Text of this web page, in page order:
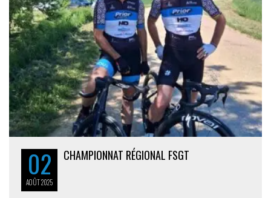
02
AOÛT2025
CHAMPIONNAT RÉGIONAL FSGT